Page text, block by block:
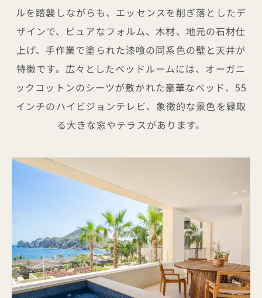
ルを踏襲しながらも、エッセンスを削ぎ落としたデ
ザインで、ピュアなフォルム、木材、地元の石材仕
上げ、手作業で塗られた漆喰の同系色の壁と天井が
特徴です。広々としたベッドルームには、オーガニ
ックコットンのシーツが敷かれた豪華なベッド、55
インチのハイビジョンテレビ、象徴的な景色を縁取
る大きな窓やテラスがあります。